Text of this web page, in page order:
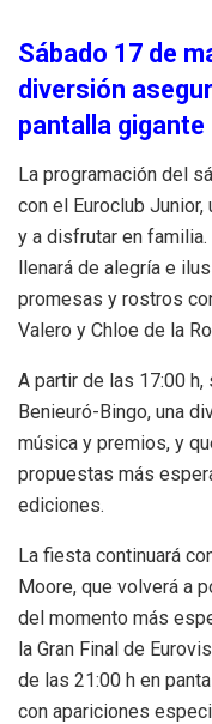
Sábado 17 de
diversión
pantalla gigante
La programación del
con el Euroclub
y a disfrutar en
llenará de alegría e
promesas y rostros
Valero y Chloe de la
A partir de las 17:00
Benieuró-Bingo, una
música y premios, y
propuestas más
ediciones.
La fiesta continuará
Moore, que volverá a
del momento más
la Gran Final de
de las 21:00 h en
con apariciones